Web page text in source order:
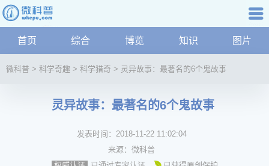
科普知识 航
首页 综合 博览 知识 图片
微科普 > 科学奇趣 > 科学猎奇 > 灵异故事：最著名的6个鬼故事
灵异故事：最著名的6个鬼故事
发表时间： 2018-11-22 11:02:04
来源： 微科普